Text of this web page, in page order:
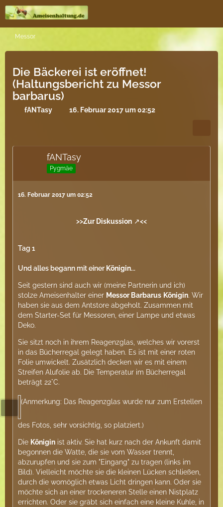
Messor
Die Bäckerei ist eröffnet!
(Haltungsbericht zu Messor
barbarus)
fANTasy 16. Februar 2017 um 02:52
fANTasy
Pygmäe
16. Februar 2017 um 02:52
>>Zur Diskussion <<
Tag 1
Und alles begann mit einer Königin...
Seit gestern sind auch wir (meine Partnerin und ich)
stolze Ameisenhalter einer Messor Barbarus Königin. Wir
haben sie aus dem Antstore abgeholt. Zusammen mit
dem Starter-Set für Messoren, einer Lampe und etwas
Deko.
Sie sitzt noch in ihrem Reagenzglas, welches wir vorerst
in das Bücherregal gelegt haben. Es ist mit einer roten
Folie umwickelt. Zusätzlich decken wir es mit einem
Streifen Alufolie ab. Die Temperatur im Bücherregal
beträgt 22°C.
(Anmerkung: Das Reagenzglas wurde nur zum Erstellen
des Fotos, sehr vorsichtig, so platziert.)
Die Königin ist aktiv. Sie hat kurz nach der Ankunft damit
begonnen die Watte, die sie vom Wasser trennt,
abzurupfen und sie zum "Eingang" zu tragen (links im
Bild). Vielleicht möchte sie die kleinen Lücken schließen,
durch die womöglich etwas Licht dringen kann. Oder sie
möchte sich an einer trockeneren Stelle einen Nistplatz
errichten. Oder sie gräbt sich einfach eine kleine Kuhle, in